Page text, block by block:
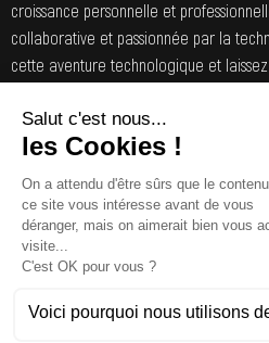
croissance personnelle et
collaborative et passionnée par la
cette aventure technologique et
Partager